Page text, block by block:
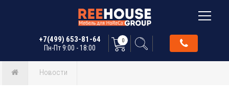
+7(499) 653-81-64
Пн-Пт 9:00 - 18:00
0
Новости